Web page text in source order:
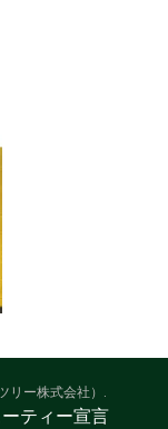
リー株式会社）.
ティー宣言